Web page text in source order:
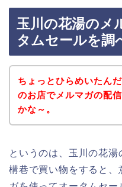
玉川の花湯のメ
タムセールを調
ちょっとひらめいたん
のお店でメルマガの配
かな～。
というのは、玉川の花
構巷で買い物をすると、